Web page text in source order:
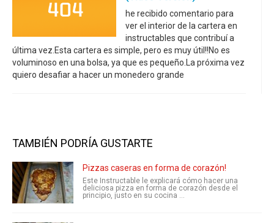
he recibido comentario para
ver el interior de la cartera en
instructables que contribuí a
última vez.Esta cartera es simple, pero es muy útil!!No es
voluminoso en una bolsa, ya que es pequeño.La próxima vez
quiero desafiar a hacer un monedero grande
TAMBIÉN PODRÍA GUSTARTE
Pizzas caseras en forma de corazón!
Este Instructable le explicará cómo hacer una
deliciosa pizza en forma de corazón desde el
principio, justo en su cocina ...